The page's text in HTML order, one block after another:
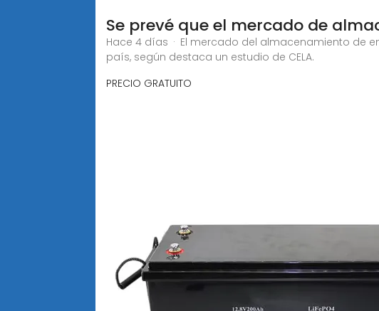
Se prevé que el mercado de
Hace 4 días · El mercado del almacenamiento de
país, según destaca un estudio de CELA.
PRECIO GRATUITO